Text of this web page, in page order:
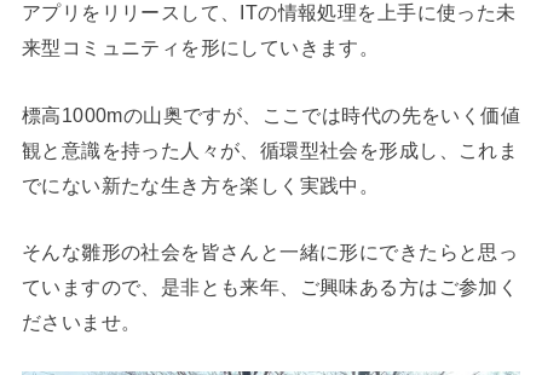
アプリをリリースして、ITの情報処理を上手に使った未
来型コミュニティを形にしていきます。
標高1000mの山奥ですが、ここでは時代の先をいく価値
観と意識を持った人々が、循環型社会を形成し、これま
でにない新たな生き方を楽しく実践中。
そんな雛形の社会を皆さんと一緒に形にできたらと思っ
ていますので、是非とも来年、ご興味ある方はご参加く
ださいませ。